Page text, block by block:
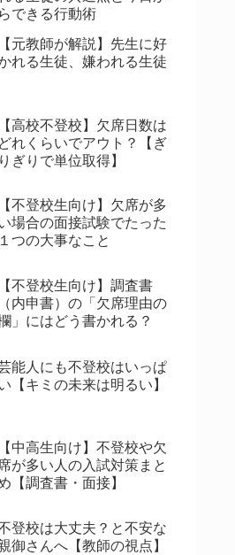
らできる行動術
【元教師が解説】先生に好
れる生徒、嫌われる生徒
【高校不登校】欠席日数は
どれくらいでアウト？【ぎ
りぎりで単位取得】
【不登校生向け】欠席が多
場合の面接試験でたった
１つの大事なこと
【不登校生向け】調査書
（内申書）の「欠席理由の
」にはどう書かれる？
能人にも不登校はいっぱ
【キミの未来は明るい】
【中高生向け】不登校や欠
席が多い人の入試対策まと
【調査書・面接】
登校は大丈夫？と不安な
御さんへ【教師の視点】